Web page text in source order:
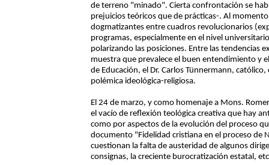
de terreno "minado". Cierta confrontación se
prejuicios teóricos que de prácticas-. Al
dogmatizantes entre cuadros revolucionarios
programas, especialmente en el nivel
polarizando las posiciones. Entre las tendencias
muestra que prevalece el buen entendimiento y
de Educación, el Dr. Carlos Tünnermann,
polémica ideológica-religiosa.
El 24 de marzo, y como homenaje a Mons.
el vacío de reflexión teológica creativa que hay
como por aspectos de la evolución del proceso
documento "Fidelidad cristiana en el proceso de
cuestionan la falta de austeridad de algunos
consignas, la creciente burocratización estatal,